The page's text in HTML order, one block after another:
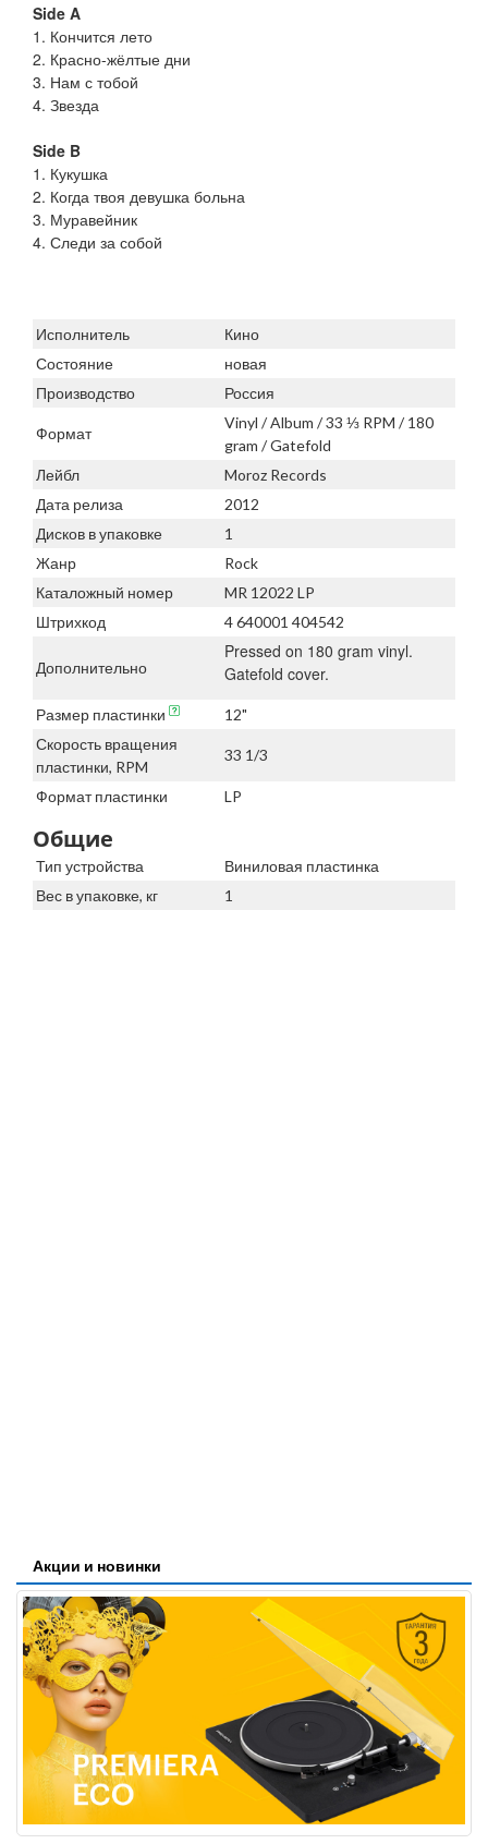
Side A
1. Кончится лето
2. Красно-жёлтые дни
3. Нам с тобой
4. Звезда
Side B
1. Кукушка
2. Когда твоя девушка больна
3. Муравейник
4. Следи за собой
Исполнитель
Кино
Состояние
новая
Производство
Россия
Формат
Vinyl / Album / 33 ⅓ RPM / 180
gram / Gatefold
Лейбл
Moroz Records
Дата релиза
2012
Дисков в упаковке
1
Жанр
Rock
Каталожный номер
MR 12022 LP
Штрихкод
4 640001 404542
Дополнительно
Pressed on 180 gram vinyl.
Gatefold cover.
Размер пластинки
12"
Скорость вращения
пластинки, RPM
33 1/3
Формат пластинки LP
Общие
Тип устройства
Виниловая пластинка
Вес в упаковке, кг
1
Акции и новинки